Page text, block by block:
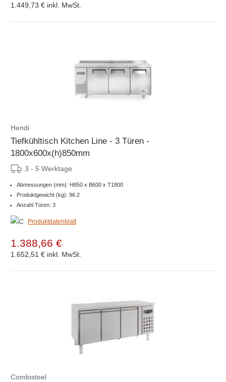
1.449,73 € inkl. MwSt.
Hendi
Tiefkühltisch Kitchen Line - 3 Türen -
1800x600x(h)850mm
3 - 5 Werktage
Abmessungen (mm): H850 x B600 x T1800
Produktgewicht (kg): 96.2
Anzahl Türen: 3
Produktdatenblatt
1.388,66 €
1.652,51 € inkl. MwSt.
Combisteel